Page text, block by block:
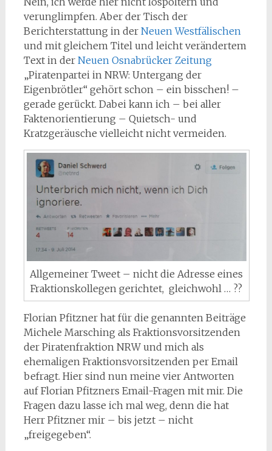
verunglimpfen. Aber der Tisch der
Berichterstattung in der Neuen Westfälischen
und mit gleichem Titel und leicht verändertem
Text in der Neuen Osnabrücker Zeitung
„Piratenpartei in NRW: Untergang der
Eigenbrötler“ gehört schon – ein bisschen! –
gerade gerückt. Dabei kann ich – bei aller
Faktenorientierung – Quietsch- und
Kratzgeräusche vielleicht nicht vermeiden.
Allgemeiner Tweet – nicht die Adresse eines
Fraktionskollegen gerichtet, gleichwohl … ??
Florian Pfitzner hat für die genannten Beiträge
Michele Marsching als Fraktionsvorsitzenden
der Piratenfraktion NRW und mich als
ehemaligen Fraktionsvorsitzenden per Email
befragt. Hier sind nun meine vier Antworten
auf Florian Pfitzners Email-Fragen mit mir. Die
Fragen dazu lasse ich mal weg, denn die hat
Herr Pfitzner mir – bis jetzt – nicht
„freigegeben“.